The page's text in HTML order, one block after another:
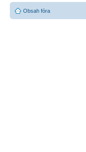
Obsah fóra